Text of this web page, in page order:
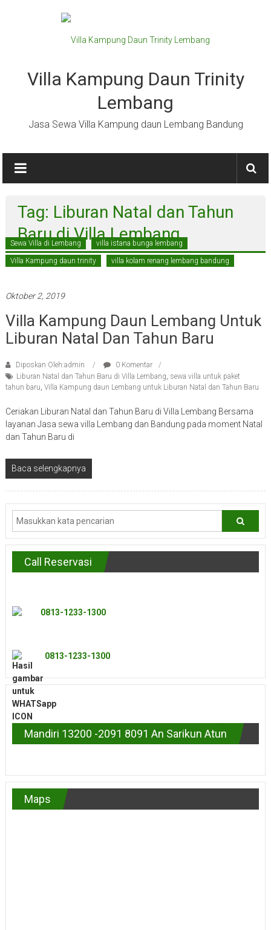
Villa Kampung Daun Trinity
Lembang
Jasa Sewa Villa Kampung daun Lembang Bandung
Tag: Liburan Natal dan Tahun
Baru di Villa Lembang
Sewa Villa di Lembang villa istana bunga lembang
Villa Kampung daun trinity villa kolam renang lembang bandung
Oktober 2, 2019
Villa Kampung Daun Lembang Untuk
Liburan Natal Dan Tahun Baru
Diposkan Oleh:admin
0 Komentar
Liburan Natal dan Tahun Baru di Villa Lembang, sewa villa untuk paket
tahun baru, Villa Kampung daun Lembang untuk Liburan Natal dan Tahun Baru
Ceriakan Liburan Natal dan Tahun Baru di Villa Lembang Bersama
layanan Jasa sewa villa Lembang dan Bandung pada moment Natal
dan Tahun Baru di
Baca selengkapnya
Call Reservasi
0813-1233-1300
0813-1233-1300
Mandiri 13200 -2091 8091 An Sarikun Atun
Maps